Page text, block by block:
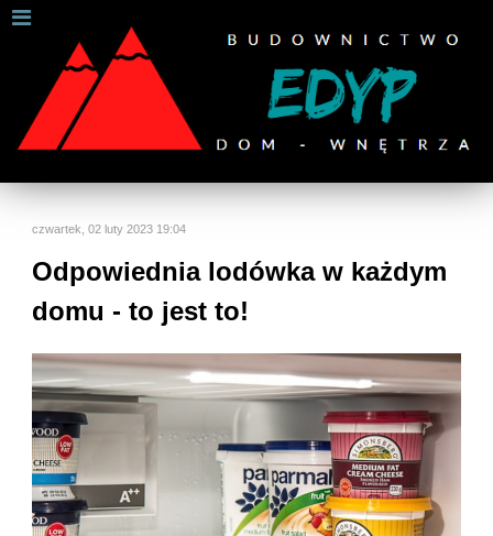
czwartek, 02 luty 2023 19:04
Odpowiednia lodówka w każdym
domu - to jest to!
W celu zapewnienia jak najlepszych usług online, ta
strona korzysta z plików cookies.
Jeśli korzystasz z naszej strony internetowej, wyrażasz zgodę na
używanie naszych plików cookies.Dalsze informacje
Rozumiem